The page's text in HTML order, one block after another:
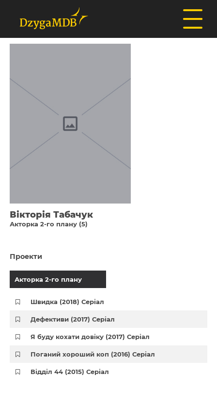
Вікторія Табачук
Акторка 2-го плану (5)
Проекти
Акторка 2-го плану
Швидка (2018) Серіал
Дефективи (2017) Серіал
Я буду кохати довіку (2017) Серіал
Поганий хороший коп (2016) Серіал
Відділ 44 (2015) Серіал